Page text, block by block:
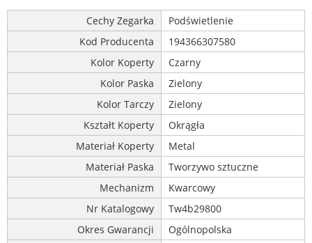
Cechy Zegarka
Podświetlenie
Kod Producenta
194366307580
Kolor Koperty
Czarny
Kolor Paska
Zielony
Kolor Tarczy
Zielony
Kształt Koperty
Okrągła
Materiał Koperty
Metal
Materiał Paska
Tworzywo sztuczne
Mechanizm
Kwarcowy
Nr Katalogowy
Tw4b29800
Okres Gwarancji
Ogólnopolska